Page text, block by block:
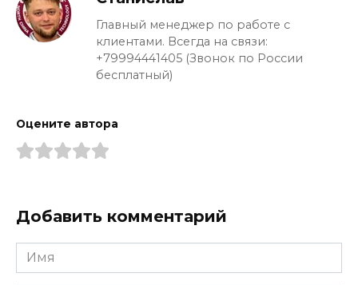
Главный менеджер по работе с
клиентами. Всегда на связи:
+79994441405 (Звонок по России
бесплатный)
Оцените автора
Добавить комментарий
Имя
*